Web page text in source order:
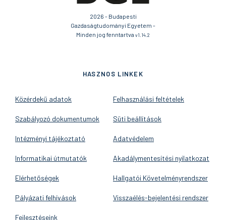
2026 - Budapesti
Gazdaságtudományi Egyetem -
Minden jog fenntartva v1.14.2
HASZNOS LINKEK
Közérdekű adatok
Szabályozó dokumentumok
Intézményi tájékoztató
Informatikai útmutatók
Elérhetőségek
Pályázati felhívások
Fejlesztéseink
Felhasználási feltételek
Süti beállítások
Adatvédelem
Akadálymentesítési nyilatkozat
Hallgatói Követelményrendszer
Visszaélés-bejelentési rendszer